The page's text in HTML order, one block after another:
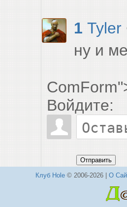
1 Tyler
ну и
Войдите:
Отправить
Клуб Hole © 2006-2026 |О